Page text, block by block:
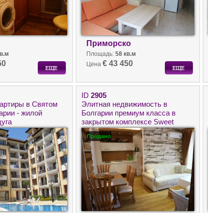
Приморско
Площадь: 58 кв.м
Цена € 43 450
в Святом
- жилой
ID 2905
Элитная недвижимость в
Болгарии премиум класса в
закрытом комплексе Sweet
Homes 2. Двухкомнатная
квартира с мебелью на
Солнечном Берегу.
Продано